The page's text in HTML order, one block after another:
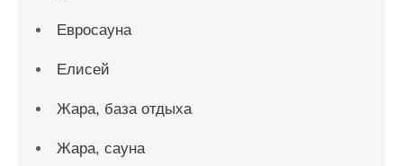
Евросауна
Елисей
Жара, база отдыха
Жара, сауна